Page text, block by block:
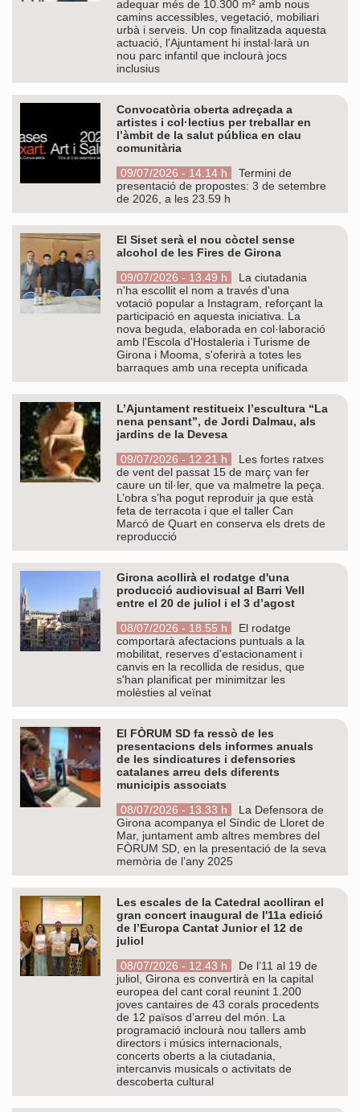
adequar més de 10.300 m² amb nous
camins accessibles, vegetació, mobiliari
urbà i serveis. Un cop finalitzada aquesta
actuació, l'Ajuntament hi instal·larà un
nou parc infantil que inclourà jocs
inclusius
Convocatòria oberta adreçada a
artistes i col·lectius per treballar en
l’àmbit de la salut pública en clau
comunitària
09/07/2026 - 14.14 h
Termini de
presentació de propostes: 3 de setembre
de 2026, a les 23.59 h
El Siset serà el nou còctel sense
alcohol de les Fires de Girona
09/07/2026 - 13.49 h
La ciutadania
n'ha escollit el nom a través d'una
votació popular a Instagram, reforçant la
participació en aquesta iniciativa. La
nova beguda, elaborada en col·laboració
amb l'Escola d'Hostaleria i Turisme de
Girona i Mooma, s'oferirà a totes les
barraques amb una recepta unificada
L’Ajuntament restitueix l’escultura “La
nena pensant”, de Jordi Dalmau, als
jardins de la Devesa
09/07/2026 - 12.21 h
Les fortes ratxes
de vent del passat 15 de març van fer
caure un til·ler, que va malmetre la peça.
L’obra s’ha pogut reproduir ja que està
feta de terracota i que el taller Can
Marcó de Quart en conserva els drets de
reproducció
Girona acollirà el rodatge d'una
producció audiovisual al Barri Vell
entre el 20 de juliol i el 3 d’agost
08/07/2026 - 18.55 h
El rodatge
comportarà afectacions puntuals a la
mobilitat, reserves d'estacionament i
canvis en la recollida de residus, que
s'han planificat per minimitzar les
molèsties al veïnat
El FÒRUM SD fa ressò de les
presentacions dels informes anuals
de les sindicatures i defensories
catalanes arreu dels diferents
municipis associats
08/07/2026 - 13.33 h
La Defensora de
Girona acompanya el Síndic de Lloret de
Mar, juntament amb altres membres del
FÒRUM SD, en la presentació de la seva
memòria de l’any 2025
Les escales de la Catedral acolliran el
gran concert inaugural de l'11a edició
de l’Europa Cantat Junior el 12 de
juliol
08/07/2026 - 12.43 h
De l’11 al 19 de
juliol, Girona es convertirà en la capital
europea del cant coral reunint 1.200
joves cantaires de 43 corals procedents
de 12 països d’arreu del món. La
programació inclourà nou tallers amb
directors i músics internacionals,
concerts oberts a la ciutadania,
intercanvis musicals o activitats de
descoberta cultural